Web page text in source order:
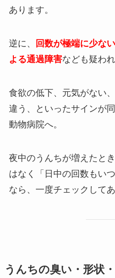
あります。
逆に、
回数が極端に少な
よる通過障害なども疑われ
食欲の低下、元気がない
違う、といったサインが
動物病院へ。
夜中のうんちが増えたと
はなく「日中の回数もい
なら、一度チェックして
うんちの臭い・形状